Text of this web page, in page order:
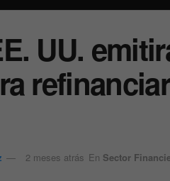
UU.
2 meses atrás En Sector